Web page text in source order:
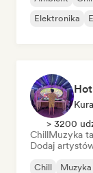
Elektronika
> 3200
ChillMuzyka
Dodaj
Chill